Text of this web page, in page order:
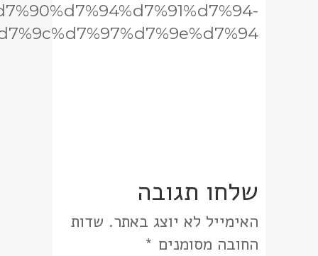
שלחו תגובה
האימייל לא יוצג באתר. שדות
החובה מסומנים *